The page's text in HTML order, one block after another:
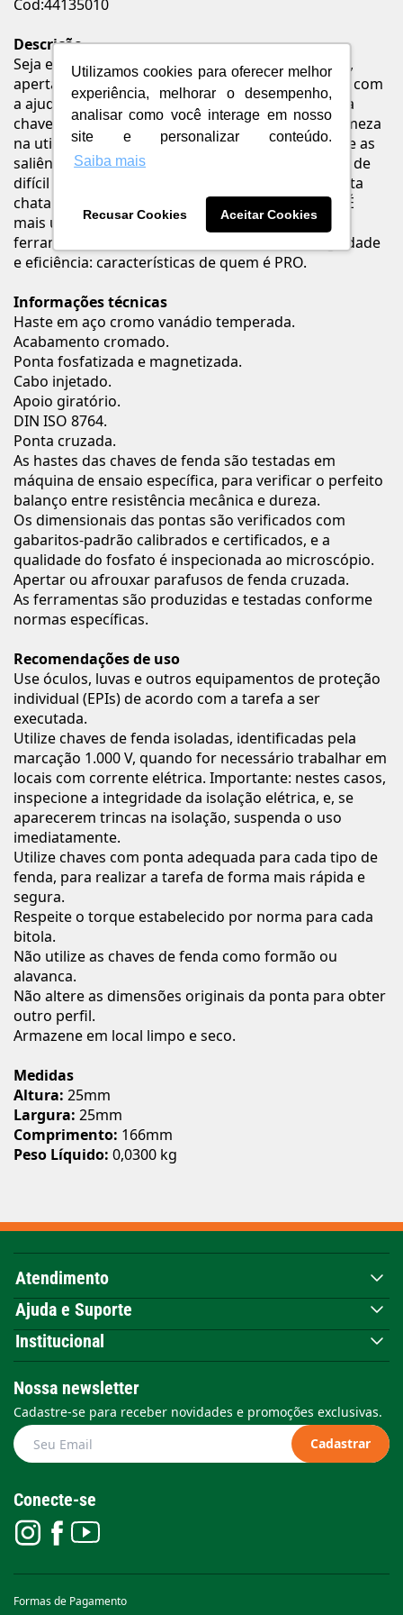
Utilizamos cookies para oferecer melhor
experiência, melhorar o desempenho,
analisar como você interage em nosso
site e personalizar conteúdo.
Saiba mais
Recusar Cookies Aceitar Cookies
Cod:44135010
Descrição
Seja em manutenções industriais ou automotivas,
apertar ou afrouxar parafusos se torna mais fácil com
a ajuda da Chave Twister da Tramontina PRO. Esta
chave de fenda proporciona maior conforto e firmeza
na utilização, devido a sua extremidade giratória e as
saliências no cabo. Ideal para trabalhos em locais de
difícil acesso, as chaves estão disponíveis em ponta
chata e cruzada, nos modelos tradicional e toco. É
mais uma inovação que compõe a linha de
ferramentas industriais da Tramontina PRO. Agilidade
e eficiência: características de quem é PRO.
Informações técnicas
Haste em aço cromo vanádio temperada.
Acabamento cromado.
Ponta fosfatizada e magnetizada.
Cabo injetado.
Apoio giratório.
DIN ISO 8764.
Ponta cruzada.
As hastes das chaves de fenda são testadas em
máquina de ensaio específica, para verificar o perfeito
balanço entre resistência mecânica e dureza.
Os dimensionais das pontas são verificados com
gabaritos-padrão calibrados e certificados, e a
qualidade do fosfato é inspecionada ao microscópio.
Apertar ou afrouxar parafusos de fenda cruzada.
As ferramentas são produzidas e testadas conforme
normas específicas.
Recomendações de uso
Use óculos, luvas e outros equipamentos de proteção
individual (EPIs) de acordo com a tarefa a ser
executada.
Utilize chaves de fenda isoladas, identificadas pela
marcação 1.000 V, quando for necessário trabalhar em
locais com corrente elétrica. Importante: nestes casos,
inspecione a integridade da isolação elétrica, e, se
aparecerem trincas na isolação, suspenda o uso
imediatamente.
Utilize chaves com ponta adequada para cada tipo de
fenda, para realizar a tarefa de forma mais rápida e
segura.
Respeite o torque estabelecido por norma para cada
bitola.
Não utilize as chaves de fenda como formão ou
alavanca.
Não altere as dimensões originais da ponta para obter
outro perfil.
Armazene em local limpo e seco.
Medidas
Altura: 25mm
Largura: 25mm
Comprimento: 166mm
Peso Líquido: 0,0300 kg
Atendimento
Ajuda e Suporte
Institucional
Nossa newsletter
Cadastre-se para receber novidades e promoções exclusivas.
Cadastrar
Conecte-se
Formas de Pagamento